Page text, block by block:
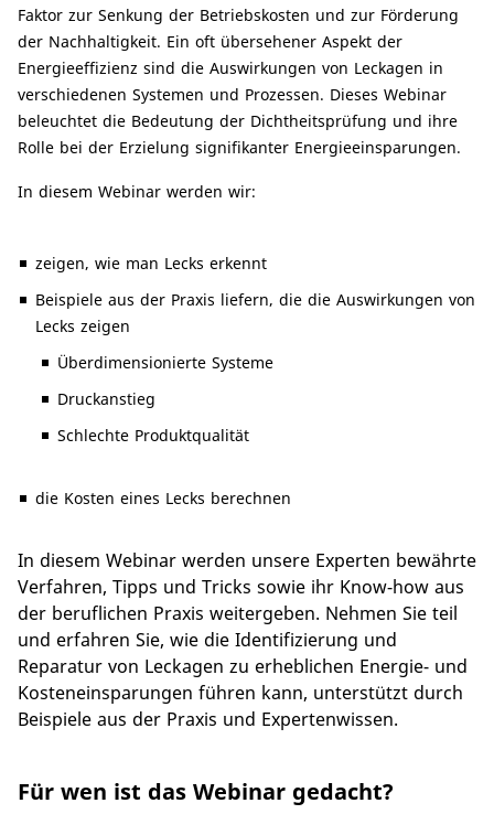
Faktor zur Senkung der Betriebskosten und zur Förderung
der Nachhaltigkeit. Ein oft übersehener Aspekt der
Energieeffizienz sind die Auswirkungen von Leckagen in
verschiedenen Systemen und Prozessen. Dieses Webinar
beleuchtet die Bedeutung der Dichtheitsprüfung und ihre
Rolle bei der Erzielung signifikanter Energieeinsparungen.
In diesem Webinar werden wir:
zeigen, wie man Lecks erkennt
Beispiele aus der Praxis liefern, die die Auswirkungen von
Lecks zeigen
Überdimensionierte Systeme
Druckanstieg
Schlechte Produktqualität
die Kosten eines Lecks berechnen
In diesem Webinar werden unsere Experten bewährte
Verfahren, Tipps und Tricks sowie ihr Know-how aus
der beruflichen Praxis weitergeben. Nehmen Sie teil
und erfahren Sie, wie die Identifizierung und
Reparatur von Leckagen zu erheblichen Energie- und
Kosteneinsparungen führen kann, unterstützt durch
Beispiele aus der Praxis und Expertenwissen.
Für wen ist das Webinar gedacht?